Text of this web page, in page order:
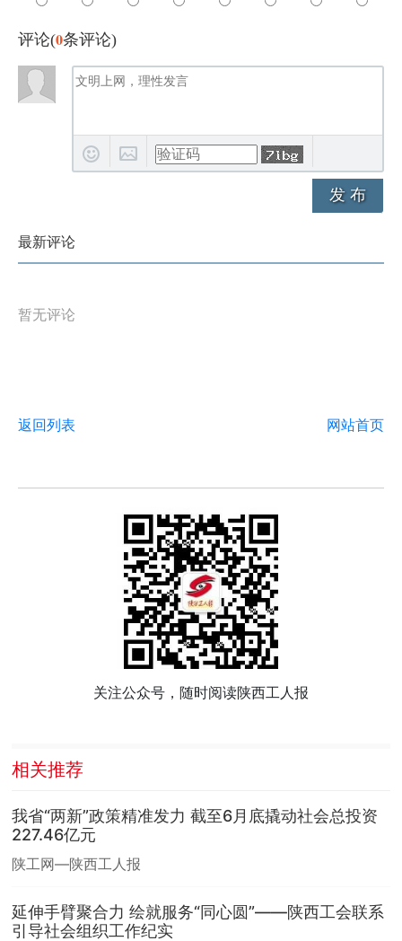
评论(0条评论)
发 布
最新评论
暂无评论
返回列表 网站首页
关注公众号，随时阅读陕西工人报
相关推荐
我省“两新”政策精准发力 截至6月底撬动社会总投资
227.46亿元
陕工网—陕西工人报
延伸手臂聚合力 绘就服务“同心圆”——陕西工会联系
引导社会组织工作纪实